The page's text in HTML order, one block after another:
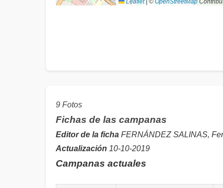
Leaflet © OpenStreetMap
9 Fotos
Fichas de las campanas
Editor de la ficha FERNÁNDEZ SALINAS,
Actualización 10-10-2019
Campanas actuales